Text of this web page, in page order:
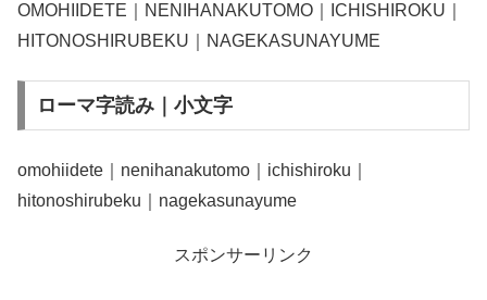
OMOHIIDETE｜NENIHANAKUTOMO｜ICHISHIROKU｜
HITONOSHIRUBEKU｜NAGEKASUNAYUME
ローマ字読み｜小文字
omohiidete｜nenihanakutomo｜ichishiroku｜
hitonoshirubeku｜nagekasunayume
スポンサーリンク